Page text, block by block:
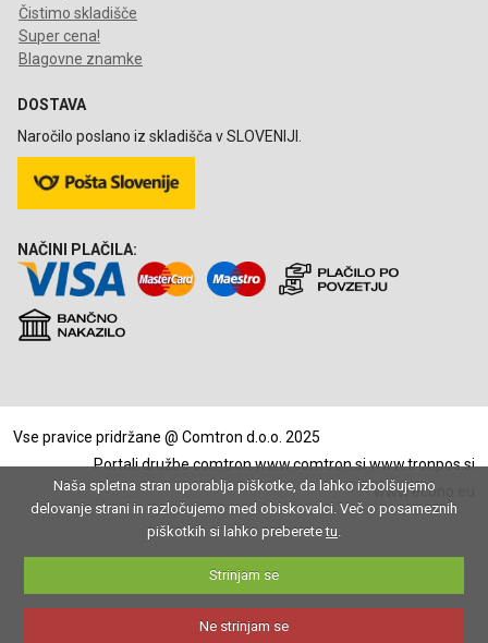
Čistimo skladišče
Super cena!
Blagovne znamke
DOSTAVA
Naročilo poslano iz skladišča v SLOVENIJI.
NAČINI PLAČILA:
Vse pravice pridržane @ Comtron d.o.o. 2025
Portali družbe comtronwww.comtron.siwww.tronpos.si
www.econo.eu
Naša spletna stran uporablja piškotke, da lahko izbolšujemo
delovanje strani in razločujemo med obiskovalci. Več o posameznih
piškotkih si lahko preberetetu.
Strinjam se
Ne strinjam se